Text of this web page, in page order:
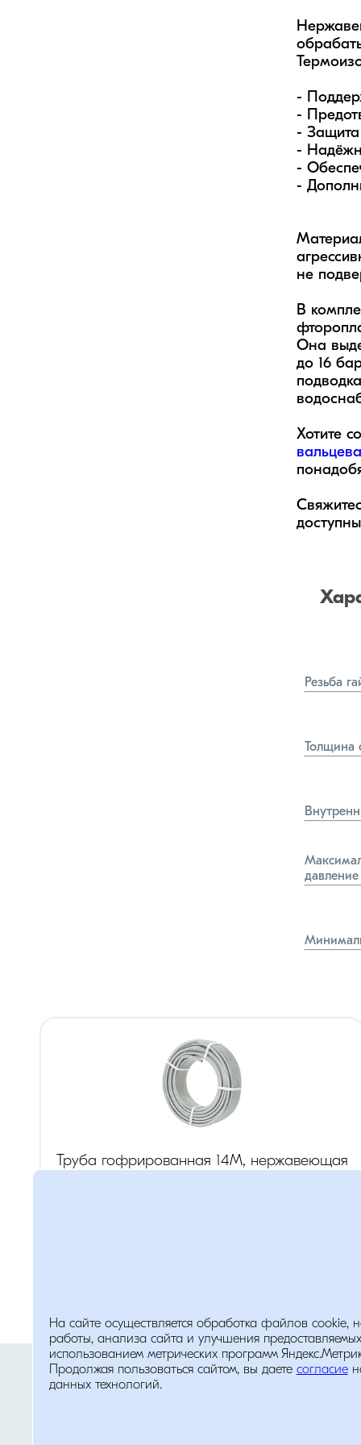
-
-
- Защита
-
-
-
не
В
Она
до 16
Хотите
Резьба
Толщина
давление
Труба гофрированная 14M, нержавеющая
Опт:167руб.
На сайте осуществляется обработка файлов cookie,
работы, анализа сайта и улучшения
использованием метрических программ
Продолжая пользоваться сайтом, вы даете согласие
данных технологий.
Помощь
Политика обработки персональных